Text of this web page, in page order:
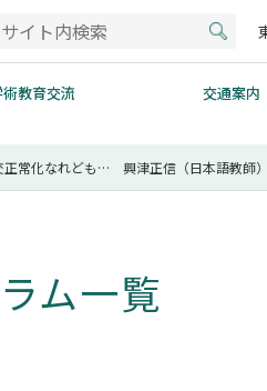
教育交流 交通案内
常化なれども… 興津正信（日本語教師）
ム一覧